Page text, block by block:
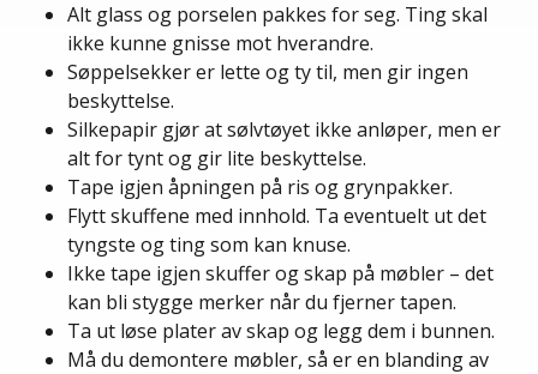
Alt glass og porselen pakkes for seg. Ting skal
ikke kunne gnisse mot hverandre.
Søppelsekker er lette og ty til, men gir ingen
beskyttelse.
Silkepapir gjør at sølvtøyet ikke anløper, men er
alt for tynt og gir lite beskyttelse.
Tape igjen åpningen på ris og grynpakker.
Flytt skuffene med innhold. Ta eventuelt ut det
tyngste og ting som kan knuse.
Ikke tape igjen skuffer og skap på møbler – det
kan bli stygge merker når du fjerner tapen.
Ta ut løse plater av skap og legg dem i bunnen.
Må du demontere møbler, så er en blanding av